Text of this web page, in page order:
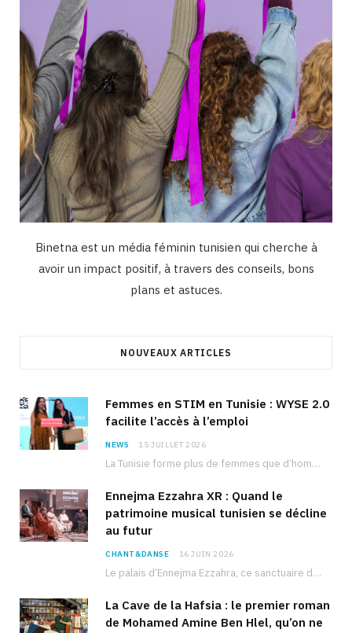
Binetna est un média féminin tunisien qui cherche à
avoir un impact positif, à travers des conseils, bons
plans et astuces.
NOUVEAUX ARTICLES
Femmes en STIM en Tunisie : WYSE 2.0
facilite l’accès à l’emploi
NEWS 15 JUILLET 2026
La Tunisie forme plus de femmes que d’hommes dans les filières scientifiques. Pourtant, pour beaucoup…
Ennejma Ezzahra XR : Quand le
patrimoine musical tunisien se décline
au futur
CHANT&DANSE 16 JUIN 2026
Le palais d’Ennejma Ezzahra, ce sanctuaire de la musique tunisienne et méditerranéenne construit par le…
La Cave de la Hafsia : le premier roman
de Mohamed Amine Ben Hlel, qu’on ne